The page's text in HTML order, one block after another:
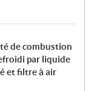
de combustion
par liquide
et filtre à air